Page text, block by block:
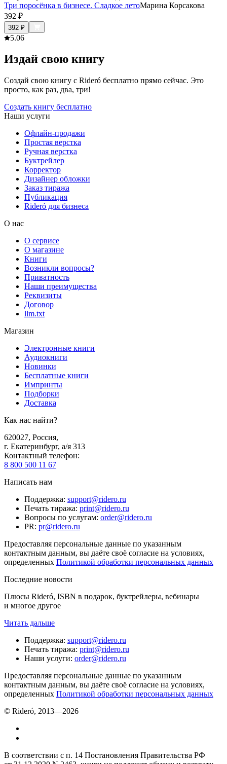
Три поросёнка в бизнесе. Сладкое летоМарина Корсакова
392 ₽
392 ₽
5.06
Издай свою книгу
Создай свою книгу с Rideró бесплатно прямо сейчас. Это
просто, как раз, два, три!
Создать книгу бесплатно
Наши услуги
Офлайн-продажи
Простая верстка
Ручная верстка
Буктрейлер
Корректор
Дизайнер обложки
Заказ тиража
Публикация
Rideró для бизнеса
О нас
О сервисе
О магазине
Книги
Возникли вопросы?
Приватность
Наши преимущества
Реквизиты
Договор
llm.txt
Магазин
Электронные книги
Аудиокниги
Новинки
Бесплатные книги
Импринты
Подборки
Доставка
Как нас найти?
620027, Россия,
г. Екатеринбург, а/я 313
Контактный телефон:
8 800 500 11 67
Написать нам
Поддержка: support@ridero.ru
Печать тиража: print@ridero.ru
Вопросы по услугам: order@ridero.ru
PR: pr@ridero.ru
Предоставляя персональные данные по указанным
контактным данным, вы даёте своё согласие на условиях,
определенных Политикой обработки персональных данных
Последние новости
Плюсы Rideró, ISBN в подарок, буктрейлеры, вебинары
и многое другое
Читать дальше
Поддержка: support@ridero.ru
Печать тиража: print@ridero.ru
Наши услуги: order@ridero.ru
Предоставляя персональные данные по указанным
контактным данным, вы даёте своё согласие на условиях,
определенных Политикой обработки персональных данных
© Rideró, 2013—2026
В соответствии с п. 14 Постановления Правительства РФ